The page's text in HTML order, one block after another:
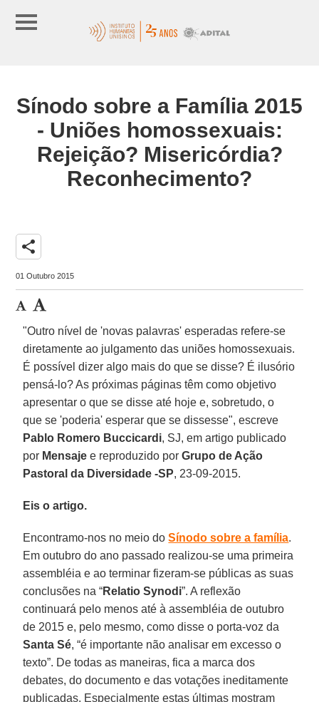
Sínodo sobre a Família 2015
- Uniões homossexuais:
Rejeição? Misericórdia?
Reconhecimento?
share
01 Outubro 2015
"Outro nível de 'novas palavras' esperadas refere-se
diretamente ao julgamento das uniões homossexuais.
É possível dizer algo mais do que se disse? É ilusório
pensá-lo? As próximas páginas têm como objetivo
apresentar o que se disse até hoje e, sobretudo, o
que se 'poderia' esperar que se dissesse", escreve
Pablo Romero Buccicardi, SJ, em artigo publicado
por Mensaje e reproduzido porGrupo de Ação
Pastoral da Diversidade -SP, 23-09-2015.
Eis o artigo.
Encontramo-nos no meio doSínodo sobre a família.
Em outubro do ano passado realizou-se uma primeira
assembléia e ao terminar fizeram-se públicas as suas
conclusões na “Relatio Synodi”. A reflexão
continuará pelo menos até à assembléia de outubro
de 2015 e, pelo mesmo, como disse o porta-voz da
Santa Sé, “é importante não analisar em excesso o
texto”. De todas as maneiras, fica a marca dos
debates, do documento e das votações ineditamente
publicadas. Especialmente estas últimas mostram